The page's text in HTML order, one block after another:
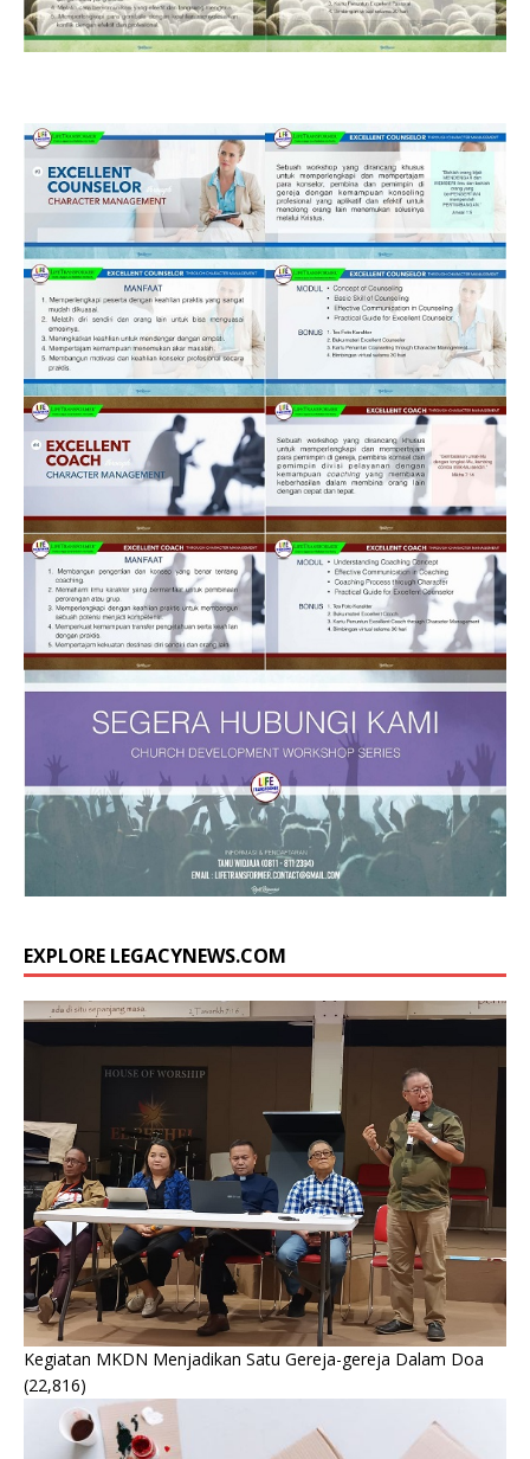
EXPLORE LEGACYNEWS.COM
Kegiatan MKDN Menjadikan Satu Gereja-gereja Dalam Doa
(22,816)